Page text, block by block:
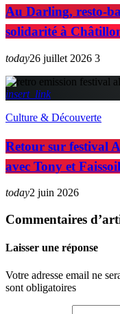
Au Darling, resto-
solidarité à
today26 juillet 2026 3
insert_link
Culture & Découverte
Retour sur festival
avec Tony et
today2 juin 2026
Commentaires
Laisser une réponse
Votre adresse email ne
sont obligatoires